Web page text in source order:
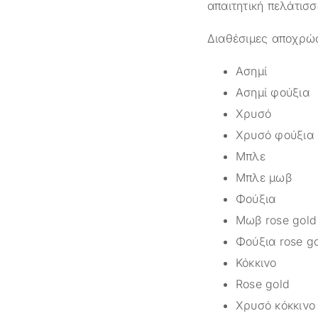
απαιτητική
Διαθέσιμες
Ασημί
Ασημί φούξια
Χρυσό
Χρυσό φούξια
Μπλε
Μπλε μωβ
Φούξια
Μωβ rose gold
Φούξια rose
Κόκκινο
Rose gold
Χρυσό κόκκινο